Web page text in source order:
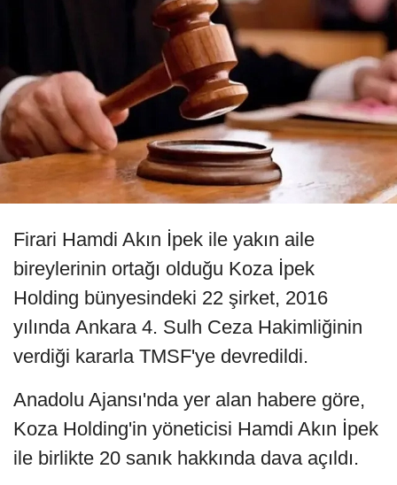
Firari Hamdi Akın İpek ile yakın aile
bireylerinin ortağı olduğu Koza İpek
Holding bünyesindeki 22 şirket, 2016
yılında Ankara 4. Sulh Ceza Hakimliğinin
verdiği kararla TMSF'ye devredildi.
Anadolu Ajansı'nda yer alan habere göre,
Koza Holding'in yöneticisi Hamdi Akın İpek
ile birlikte 20 sanık hakkında dava açıldı.